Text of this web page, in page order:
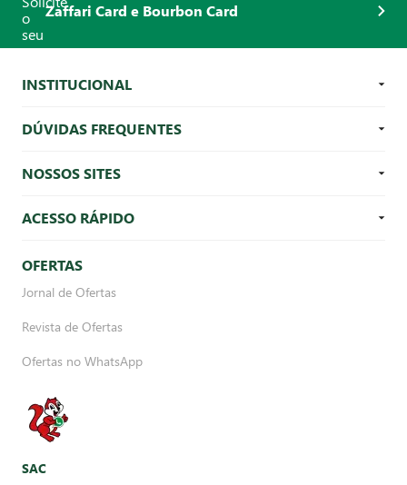
Zaffari Card e Bourbon Card
INSTITUCIONAL
DÚVIDAS FREQUENTES
NOSSOS SITES
ACESSO RÁPIDO
OFERTAS
Jornal de Ofertas
Revista de Ofertas
Ofertas no WhatsApp
SAC